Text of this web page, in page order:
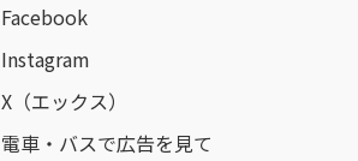
Facebook
Instagram
X（エックス）
電車・バスで広告を見て